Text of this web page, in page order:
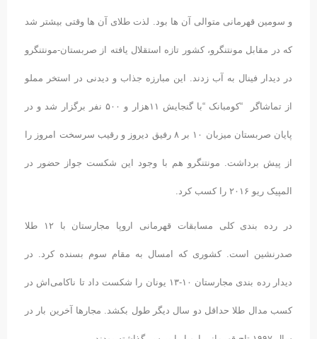
و سومین قهرمانی متوالی آن ها بود. لذت طلای آن ها وقتی بیشتر شد
که در مقابل مونتنگرو، کشور تازه استقلال یافته از صربستان-مونتنگرو
در دیدار فینال به آب زدند. این مبارزه جذاب و دیدنی در استخر مملو
از تماشاگر “کومبانک “با گنجایش ۱۱هزار و ۵۰۰ نفر برگزار شد و در
پایان صربستان میزبان ۱۰ بر ۸ رفیق دیروز و رقیب سرسخت امروز را
از پیش برداشت. مونتنگرو هم با وجود این شکست جواز حضور در
المپیک ریو ۲۰۱۶ را کسب کرد.
در رده بندی کلی مسابقات قهرمانی اروپا مجارستان با ۱۲ طلا
صدرنشین است. کشوری که امسال به مقام سوم بسنده کرد. در
دیدار رده بندی مجارستان ۱۰-۱۳ یونان را شکست داد تا ناکامی‌اش در
کسب مدال طلا حداقل دو سال دیگر طول بکشد. مجارها آخرین بار در